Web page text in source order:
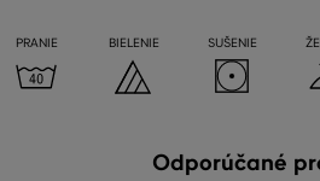
PRANIE BIELENIE SUŠENIE
Odporúčané